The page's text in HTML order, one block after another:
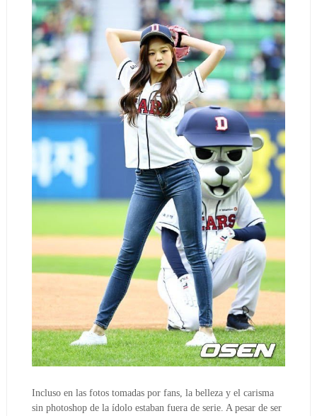
Incluso en las fotos tomadas por fans, la belleza y el carisma
sin photoshop de la ídolo estaban fuera de serie. A pesar de ser